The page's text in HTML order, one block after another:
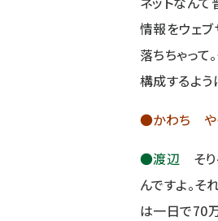
情報をウェブ
落ちちゃっ
構成するよう
●かわち や
●渡辺 そり
んですよ。そ
は一日で70